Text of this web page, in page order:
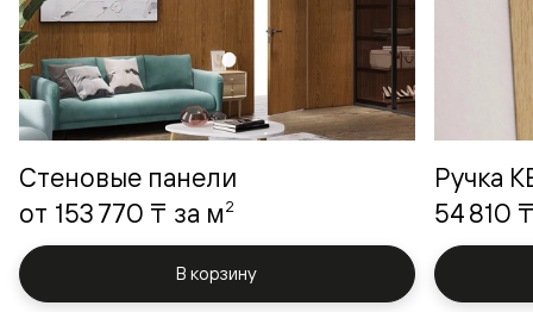
Стеновые панели
от 153 770 ₸ за м2
В корзину
Ручка
54 810 ₸